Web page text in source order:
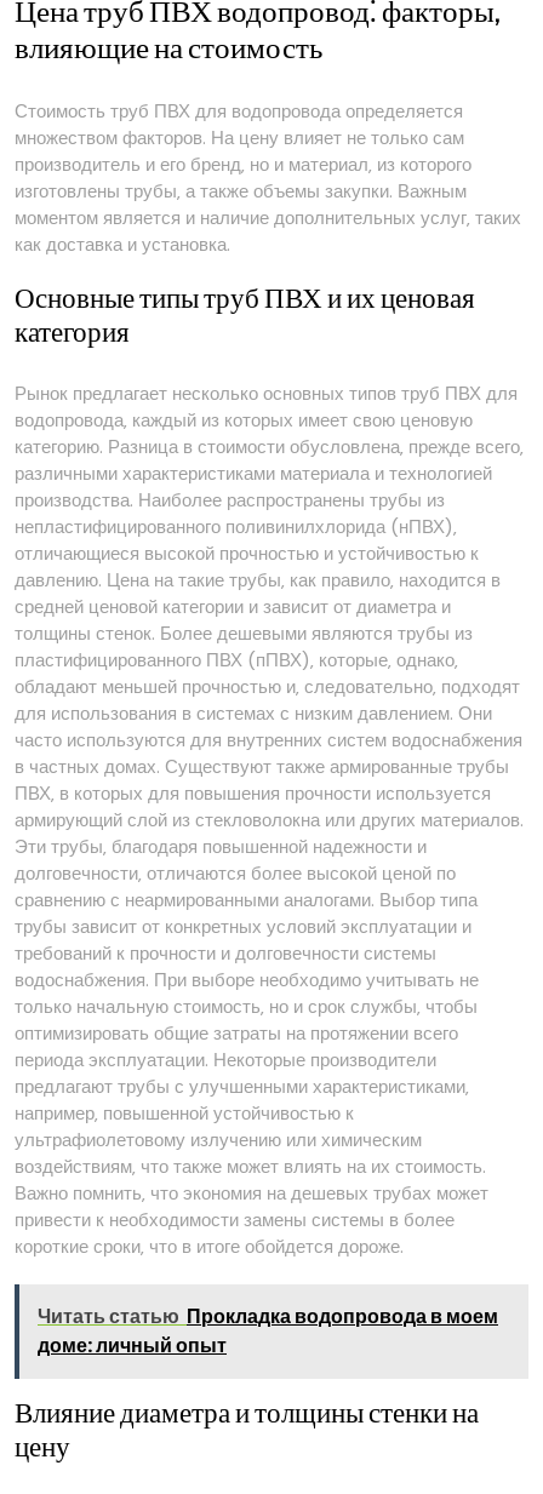
Цена труб ПВХ водопровод⁚ факторы‚
влияющие на стоимость
Стоимость труб ПВХ для водопровода определяется
множеством факторов. На цену влияет не только сам
производитель и его бренд‚ но и материал‚ из которого
изготовлены трубы‚ а также объемы закупки. Важным
моментом является и наличие дополнительных услуг‚ таких
как доставка и установка.
Основные типы труб ПВХ и их ценовая
категория
Рынок предлагает несколько основных типов труб ПВХ для
водопровода‚ каждый из которых имеет свою ценовую
категорию. Разница в стоимости обусловлена‚ прежде всего‚
различными характеристиками материала и технологией
производства. Наиболее распространены трубы из
непластифицированного поливинилхлорида (нПВХ)‚
отличающиеся высокой прочностью и устойчивостью к
давлению. Цена на такие трубы‚ как правило‚ находится в
средней ценовой категории и зависит от диаметра и
толщины стенок. Более дешевыми являются трубы из
пластифицированного ПВХ (пПВХ)‚ которые‚ однако‚
обладают меньшей прочностью и‚ следовательно‚ подходят
для использования в системах с низким давлением. Они
часто используются для внутренних систем водоснабжения
в частных домах. Существуют также армированные трубы
ПВХ‚ в которых для повышения прочности используется
армирующий слой из стекловолокна или других материалов.
Эти трубы‚ благодаря повышенной надежности и
долговечности‚ отличаются более высокой ценой по
сравнению с неармированными аналогами. Выбор типа
трубы зависит от конкретных условий эксплуатации и
требований к прочности и долговечности системы
водоснабжения. При выборе необходимо учитывать не
только начальную стоимость‚ но и срок службы‚ чтобы
оптимизировать общие затраты на протяжении всего
периода эксплуатации. Некоторые производители
предлагают трубы с улучшенными характеристиками‚
например‚ повышенной устойчивостью к
ультрафиолетовому излучению или химическим
воздействиям‚ что также может влиять на их стоимость.
Важно помнить‚ что экономия на дешевых трубах может
привести к необходимости замены системы в более
короткие сроки‚ что в итоге обойдется дороже.
Читать статью Прокладка водопровода в моем
доме: личный опыт
Влияние диаметра и толщины стенки на
цену